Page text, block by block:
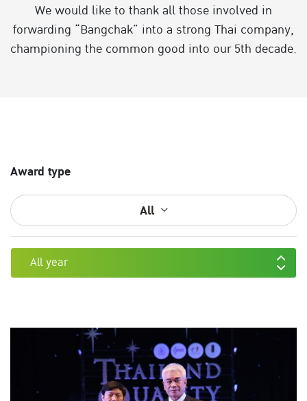
We would like to thank all those involved in
forwarding “Bangchak” into a strong Thai company,
championing the common good into our 5th decade.
Award type
All
All year